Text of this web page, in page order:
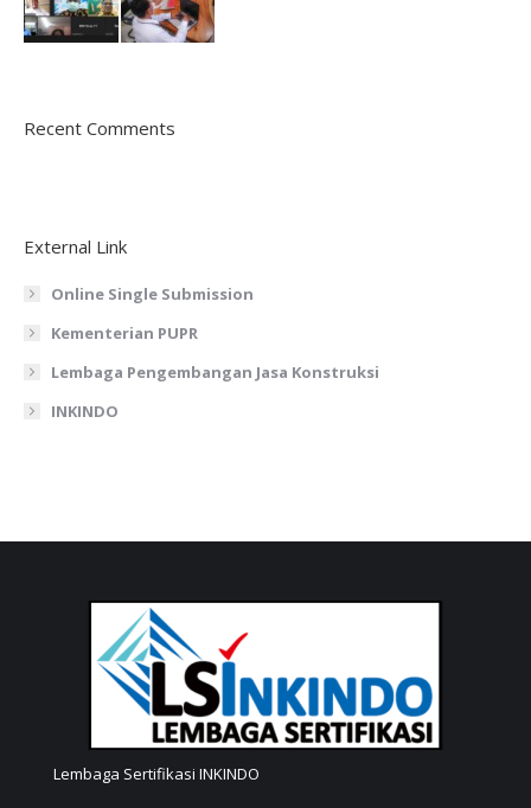
Recent Comments
External Link
Online Single Submission
Kementerian PUPR
Lembaga Pengembangan Jasa Konstruksi
INKINDO
Lembaga Sertifikasi INKINDO